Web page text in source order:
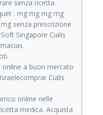
senza ricetta.
. mg mg mg mg
senza prescrizione
Singapore Cialis
online a buon mercato
Cialis
online nelle
medica. Acquista